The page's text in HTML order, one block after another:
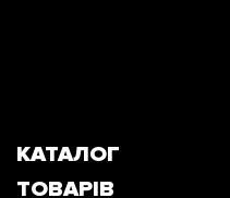
КАТАЛОГ
ТОВАРІВ